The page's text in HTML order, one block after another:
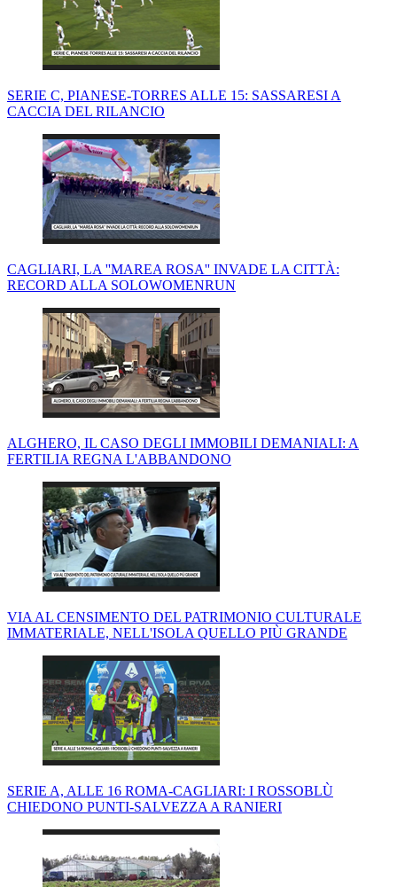
SERIE C, PIANESE-TORRES ALLE 15: SASSARESI A
CACCIA DEL RILANCIO
CAGLIARI, LA ''MAREA ROSA'' INVADE LA CITTÀ:
RECORD ALLA SOLOWOMENRUN
ALGHERO, IL CASO DEGLI IMMOBILI DEMANIALI: A
FERTILIA REGNA L'ABBANDONO
VIA AL CENSIMENTO DEL PATRIMONIO CULTURALE
IMMATERIALE, NELL'ISOLA QUELLO PIÙ GRANDE
SERIE A, ALLE 16 ROMA-CAGLIARI: I ROSSOBLÙ
CHIEDONO PUNTI-SALVEZZA A RANIERI